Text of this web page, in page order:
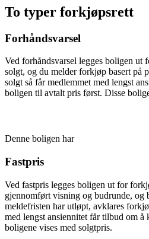
To typer forkjøpsrett
Forhåndsvarsel
Ved forhåndsvarsel legges boligen ut
solgt, og du melder forkjøp basert på
solgt så får medlemmet med lengst
boligen til avtalt pris først. Disse
Denne boligen har
Fastpris
Ved fastpris legges boligen ut for
gjennomført visning og budrunde, og
meldefristen har utløpt, avklares
med lengst ansiennitet får tilbud om
boligene vises med solgtpris.